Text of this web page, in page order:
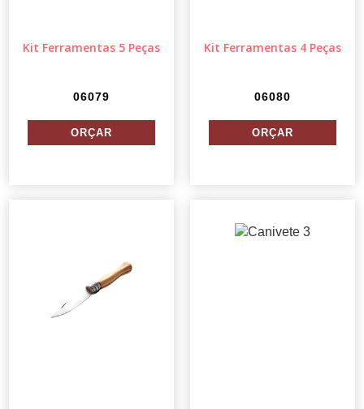
Kit Ferramentas 5 Peças
06079
Kit Ferramentas 4 Peças
06080